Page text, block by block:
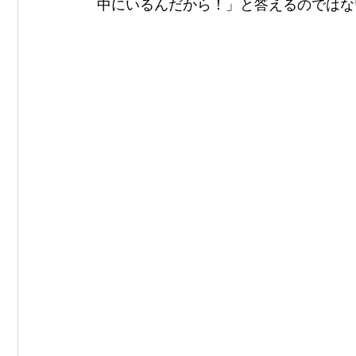
中にいるんだから！」と答えるのでは